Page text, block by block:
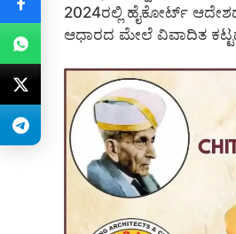
2024ರಲ್ಲಿ ಹೈಕೋರ್ಟ್
ಆಧಾರದ ಮೇಲೆ ವಿವಾದಿತ